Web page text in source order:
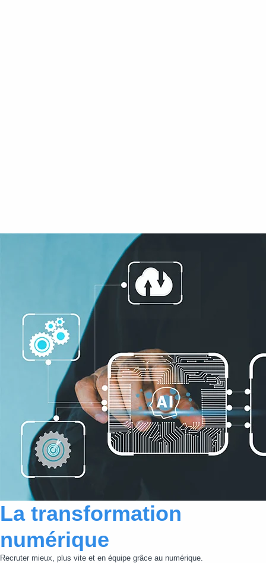
La transformation
numérique
Recruter mieux, plus vite et en équipe grâce au numérique.